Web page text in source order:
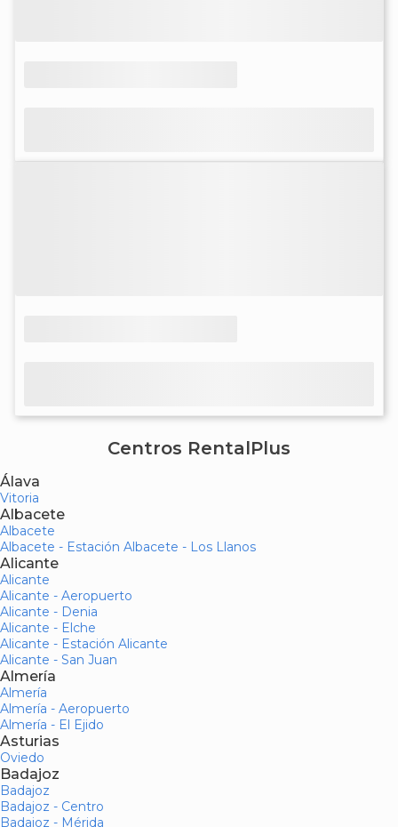
Centros RentalPlus
Álava
Vitoria
Albacete
Albacete
Albacete - Estación Albacete - Los Llanos
Alicante
Alicante
Alicante - Aeropuerto
Alicante - Denia
Alicante - Elche
Alicante - Estación Alicante
Alicante - San Juan
Almería
Almería
Almería - Aeropuerto
Almería - El Ejido
Asturias
Oviedo
Badajoz
Badajoz
Badajoz - Centro
Badajoz - Mérida